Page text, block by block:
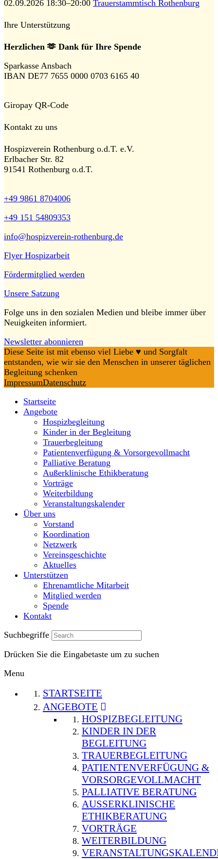
02.09.2026 18:30–20:00 Trauerstammtisch Rothenburg
Ihre Unterstützung
Herzlichen 🫶 Dank für Ihre Spende
Sparkasse Ansbach
IBAN DE77 7655 0000 0703 6165 40
Giropay QR-Code
Kontakt zu uns
Hospizverein Rothenburg o.d.T. e.V.
Erlbacher Str. 82
91541 Rothenburg o.d.T.
+49 9861 8704006
+49 151 54809353
info@hospizverein-rothenburg.de
Flyer Hospizarbeit
Fördermitglied werden
Unsere Satzung
Folge uns in den sozialen Medien und bleibe immer über
Neuigkeiten informiert.
Newsletter abonnieren
Diese Seite ist mit ebenso viel Liebe ♥️ und Sorgfalt
entstanden, wie wir sie den Menschen in unserer täglichen
Begleitung schenken
ImpressumDatenschutz
Startseite
Angebote
Hospizbegleitung
Kinder in der Begleitung
Trauerbegleitung
Patientenverfügung & Vorsorgevollmacht
Palliative Beratung
Außerklinische Ethikberatung
Vorträge
Weiterbildung
Veranstaltungskalender
Über uns
Vorstand
Koordination
Netzwerk
Vereinsgeschichte
Aktuelles
Unterstützen
Ehrenamtliche Mitarbeit
Mitglied werden
Spende
Kontakt
Suchbegriffe
Drücken Sie die Eingabetaste um zu suchen
Menu
STARTSEITE
ANGEBOTE
HOSPIZBEGLEITUNG
KINDER IN DER
BEGLEITUNG
TRAUERBEGLEITUNG
PATIENTENVERFÜGUNG &
VORSORGEVOLLMACHT
PALLIATIVE BERATUNG
AUSSERKLINISCHE E
THIKBERATUNG
VORTRÄGE
WEITERBILDUNG